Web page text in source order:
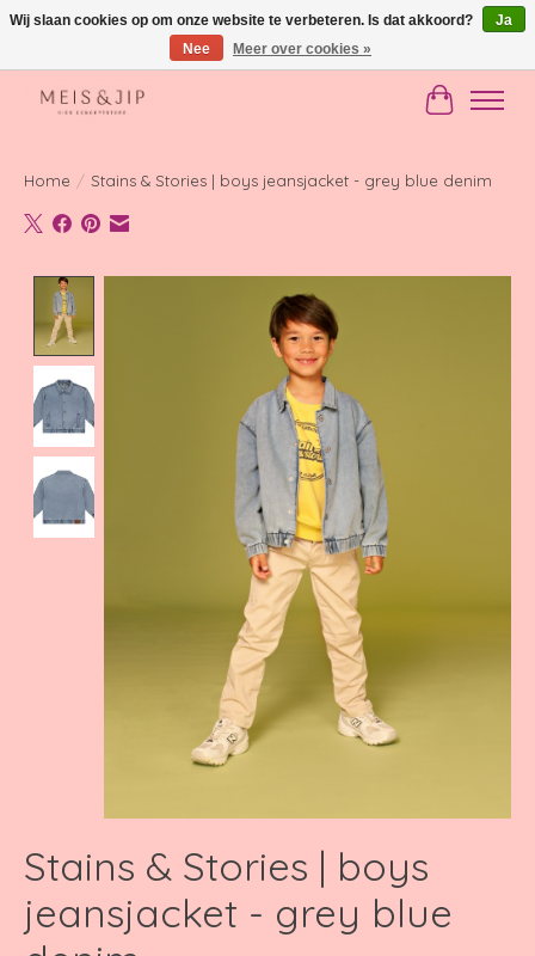
Gratis verzending in NL vanaf €150
Home / Stains & Stories | boys jeansjacket - grey blue denim
Stains & Stories | boys
jeansjacket - grey blue
Wij slaan cookies op om onze website te verbeteren. Is dat akkoord?
Ja
Nee
Meer over cookies »